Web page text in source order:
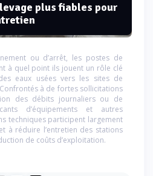
plus fiables pour
ou d’arrêt, les postes de
à quel point ils jouent un rôle clé
eaux usées vers les sites de
à de fortes sollicitations
des débits journaliers ou de
d’équipements et autres
techniques participent largement
à réduire l’entretien des stations
de coûts d’exploitation.